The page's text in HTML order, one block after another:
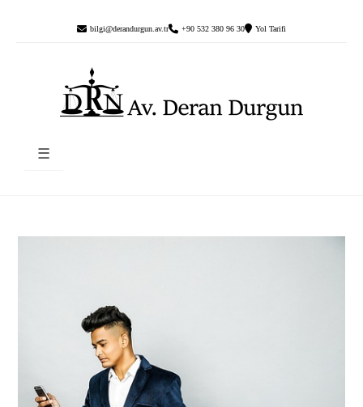
bilgi@derandurgun.av.tr +90 532 380 96 30 Yol Tarifi
☰